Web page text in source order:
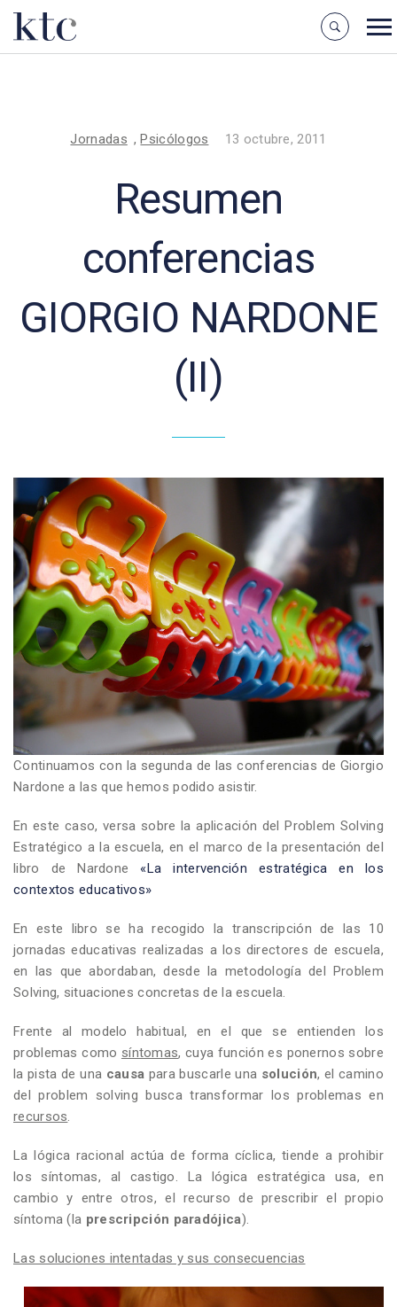
Jornadas ,Psicólogos 13 octubre, 2011
Resumen
conferencias
GIORGIO NARDONE
(II)
Continuamos con la segunda de las conferencias de Giorgio
Nardone a las que hemos podido asistir.
En este caso, versa sobre la aplicación del Problem Solving
Estratégico a la escuela, en el marco de la presentación del
libro de Nardone «La intervención estratégica en los
contextos educativos»
En este libro se ha recogido la transcripción de las 10
jornadas educativas realizadas a los directores de escuela,
en las que abordaban, desde la metodología del Problem
Solving, situaciones concretas de la escuela.
Frente al modelo habitual, en el que se entienden los
problemas como síntomas, cuya función es ponernos sobre
la pista de una causa para buscarle una solución, el camino
del problem solving busca transformar los problemas en
recursos.
La lógica racional actúa de forma cíclica, tiende a prohibir
los síntomas, al castigo. La lógica estratégica usa, en
cambio y entre otros, el recurso de prescribir el propio
síntoma (la prescripción paradójica).
Las soluciones intentadas y sus consecuencias